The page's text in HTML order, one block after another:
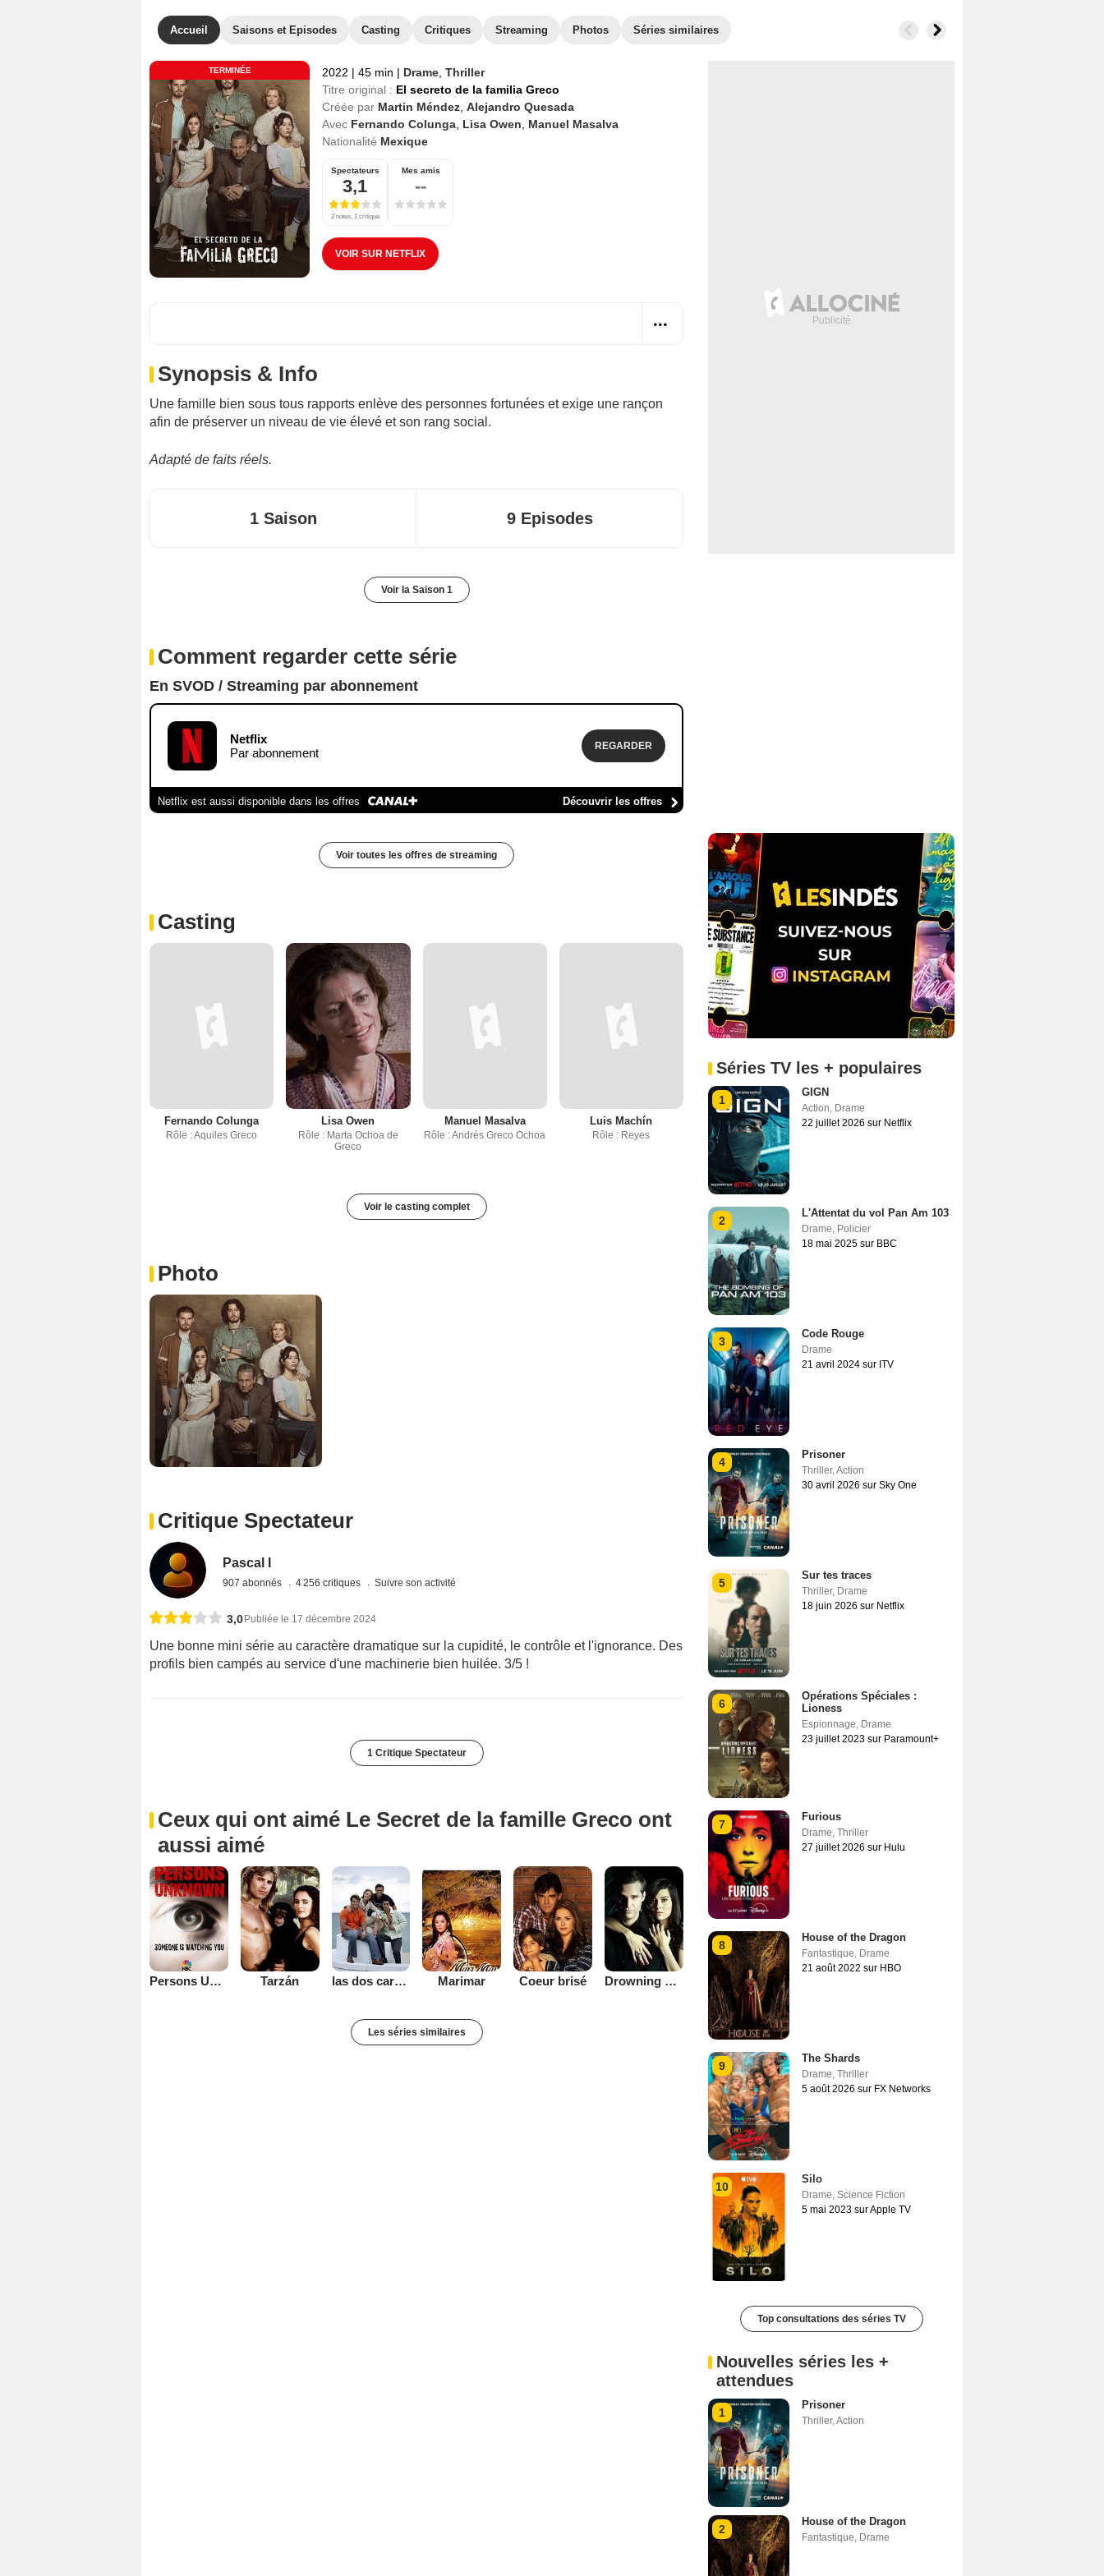
Accueil Saisons et Episodes Casting Critiques Streaming Photos Séries similaires
TERMINÉE 2022 | 45 min | Drame Thriller
Titre original : El secreto de la familia Greco
Créée par Martin Méndez Alejandro Quesada
Avec Fernando Colunga Lisa Owen
Manuel Masalva
Nationalité Mexique
Spectateurs
3,1
2 notes, 1 critique
Mes amis
--
VOIR SUR NETFLIX
Synopsis & Info
Une famille bien sous tous rapports enlève des personnes fortunées et exige une rançon
afin de préserver un niveau de vie élevé et son rang social.
Adapté de faits réels.
1 Saison 9 Episodes
Voir la Saison 1
Comment regarder cette série
En SVOD / Streaming par abonnement
Netflix
Par abonnement
REGARDER
Netflix est aussi disponible dans les offres Découvrir les offres
Voir toutes les offres de streaming
Casting
Fernando Colunga
Rôle : Aquiles Greco
Lisa Owen
Rôle : Marta Ochoa de
Greco
Manuel Masalva
Rôle : Andrés Greco Ochoa
Luis Machín
Rôle : Reyes
Voir le casting complet
Photo
Critique Spectateur
Pascal I
907 abonnés 4 256 critiques Suivre son activité
3,0Publiée le 17 décembre 2024
Une bonne mini série au caractère dramatique sur la cupidité, le contrôle et l'ignorance. Des
profils bien campés au service d'une machinerie bien huilée. 3/5 !
1 Critique Spectateur
Ceux qui ont aimé Le Secret de la famille Greco ont
aussi aimé
Persons Unknown Tarzán las dos caras de Ana Marimar Coeur brisé Drowning City
Les séries similaires
Séries TV les + populaires
1
GIGN
Action, Drame
22 juillet 2026 sur Netflix
2
L'Attentat du vol Pan Am 103
Drame, Policier
18 mai 2025 sur BBC
3
Code Rouge
Drame
21 avril 2024 sur ITV
4
Prisoner
Thriller,Action
30 avril 2026 sur Sky One
5
Sur tes traces
Thriller, Drame
18 juin 2026 sur Netflix
6
Opérations Spéciales :
Lioness
Espionnage, Drame
23 juillet 2023 sur Paramount+
7
Furious
Drame, Thriller
27 juillet 2026 sur Hulu
8
House of the Dragon
Fantastique, Drame
21 août 2022 sur HBO
9
The Shards
Drame, Thriller
5 août 2026 sur FX Networks
10
Silo
Drame, Science Fiction
5 mai 2023 sur Apple TV
Top consultations des séries TV
Nouvelles séries les +
attendues
1
Prisoner
Thriller,Action
2
House of the Dragon
Fantastique, Drame